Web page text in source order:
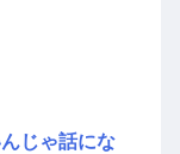
じゃ話にな